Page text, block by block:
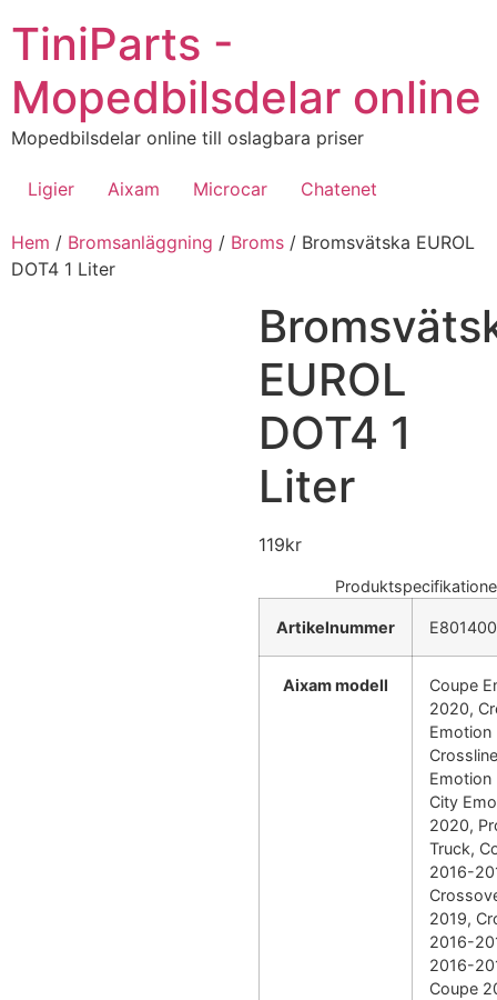
till
innehåll
TiniParts -
Mopedbilsdelar online
Mopedbilsdelar online till oslagbara priser
Ligier Aixam Microcar Chatenet
Hem / Bromsanläggning / Broms / Bromsvätska EUROL
DOT4 1 Liter
EUROL
DOT4 1
Liter
119kr
Artikelnummer
Aixam modell
Coupe
2020,
Emotion
Crossline
Emotion
City
2020,
Truck,
2016-
2019,
2016-
2016-
Coupe